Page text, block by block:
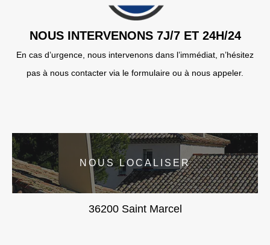
NOUS INTERVENONS 7J/7 ET 24H/24
En cas d’urgence, nous intervenons dans l’immédiat, n’hésitez
pas à nous contacter via le formulaire ou à nous appeler.
NOUS LOCALISER
36200 Saint Marcel